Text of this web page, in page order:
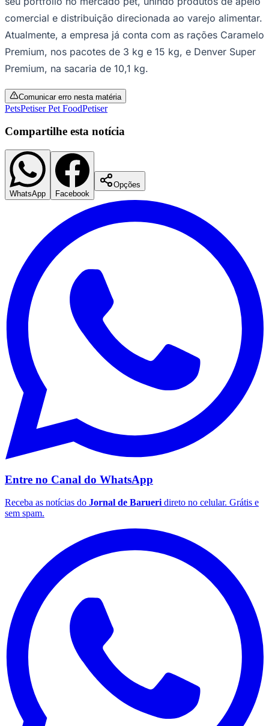
Corinthians
Palmeiras
São Paulo
comercial e distribuição direcionada ao varejo alimentar.
Atualmente, a empresa já conta com as rações Caramelo
Premium, nos pacotes de 3 kg e 15 kg, e Denver Super
Premium, na sacaria de 10,1 kg.
Comunicar erro nesta matéria
PetsPetiser Pet FoodPetiser
Compartilhe esta notícia
WhatsApp Facebook
Opções
Entre no Canal do WhatsApp
Receba as notícias do Jornal de Barueri direto no celular. Grátis e
sem spam.